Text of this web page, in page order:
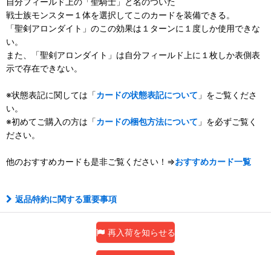
戦士族モンスター１体を選択してこのカードを装備できる。
「聖剣アロンダイト」のこの効果は１ターンに１度しか使用できな
い。
また、「聖剣アロンダイト」は自分フィールド上に１枚しか表側表
示で存在できない。
※状態表記に関しては「カードの状態表記について 」をご覧くださ
い。
※初めてご購入の方は「カードの梱包方法について 」を必ずご覧く
ださい。
他のおすすめカードも是非ご覧ください！⇒おすすめカード一覧
返品特約に関する重要事項
再入荷を知らせる